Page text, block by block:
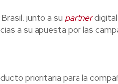
junto a su partnerdigital
a su apuesta por las
prioritaria para la